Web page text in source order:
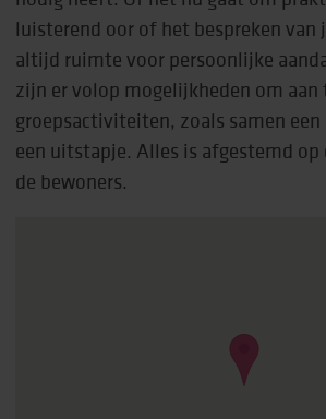
luisterend oor of het bespreken van
altijd ruimte voor persoonlijke
zijn er volop mogelijkheden om
groepsactiviteiten, zoals samen
een uitstapje. Alles is afgestemd op
de bewoners.